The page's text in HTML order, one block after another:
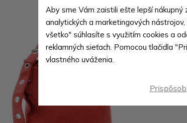
Aby sme Vám zaistili ešte lepší
analytických a marketingových
všetko" súhlasíte s využitím cookies a
reklamných sieťach. Pomocou tlačidla
vlastného uváženia.